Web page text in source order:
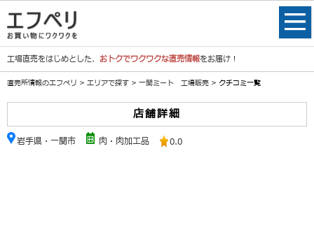
工場直売をはじめとした、 おトクでワクワクな直売情報をお届け！
直売所情報のエフペリ > エリアで探す > 一関ミート 工場販売 > クチコミ一覧
店舗詳細
岩手県・一関市 肉・肉加工品 0.0